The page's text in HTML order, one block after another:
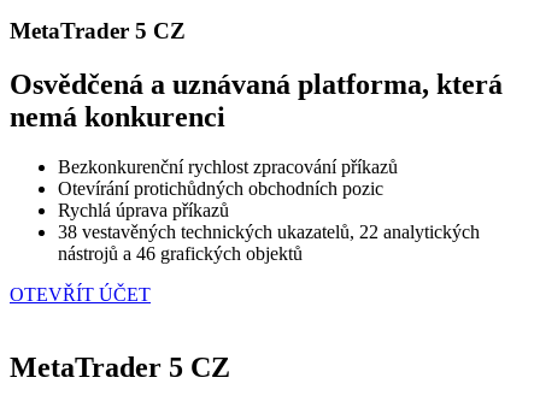
MetaTrader 5 CZ
Osvědčená a uznávaná platforma, která
nemá konkurenci
Bezkonkurenční rychlost zpracování příkazů
Otevírání protichůdných obchodních pozic
Rychlá úprava příkazů
38 vestavěných technických ukazatelů, 22 analytických
nástrojů a 46 grafických objektů
OTEVŘÍT ÚČET
MetaTrader 5 CZ